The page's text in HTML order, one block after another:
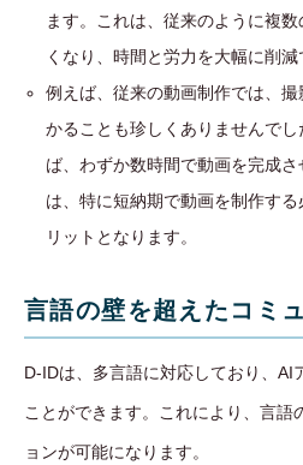
ます。これは、従来のように複
くなり、時間と労力を大幅に削減
例えば、従来の動画制作では、
かることも珍しくありませんでし
ば、わずか数時間で動画を完成
は、特に短納期で動画を制作す
リットとなります。
言語の壁を超えたコミ
D-IDは、多言語に対応しており、AI
ことができます。これにより、言語
ョンが可能になります。